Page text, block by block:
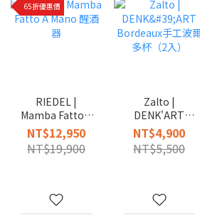
65折優惠價
RIEDEL |
Mamba Fatto A
Mano 醒酒器
NT$12,950
NT$19,900
Zalto |
DENK'ART
Bordeaux手工波
爾多杯（2入）
NT$4,900
NT$5,500